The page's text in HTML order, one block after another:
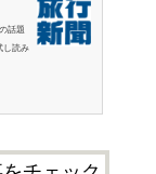
話題
し読み